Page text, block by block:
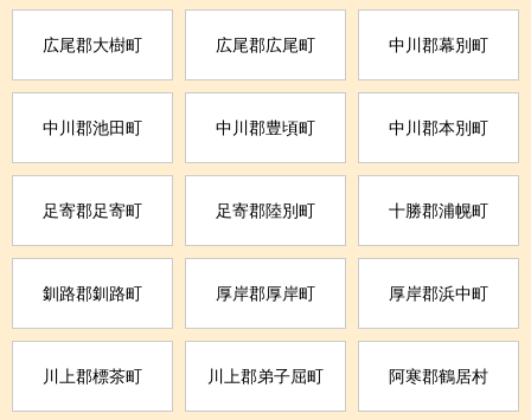
広尾郡大樹町 広尾郡広尾町 中川郡幕別町
中川郡池田町 中川郡豊頃町 中川郡本別町
足寄郡足寄町 足寄郡陸別町 十勝郡浦幌町
釧路郡釧路町 厚岸郡厚岸町 厚岸郡浜中町
川上郡標茶町 川上郡弟子屈町 阿寒郡鶴居村